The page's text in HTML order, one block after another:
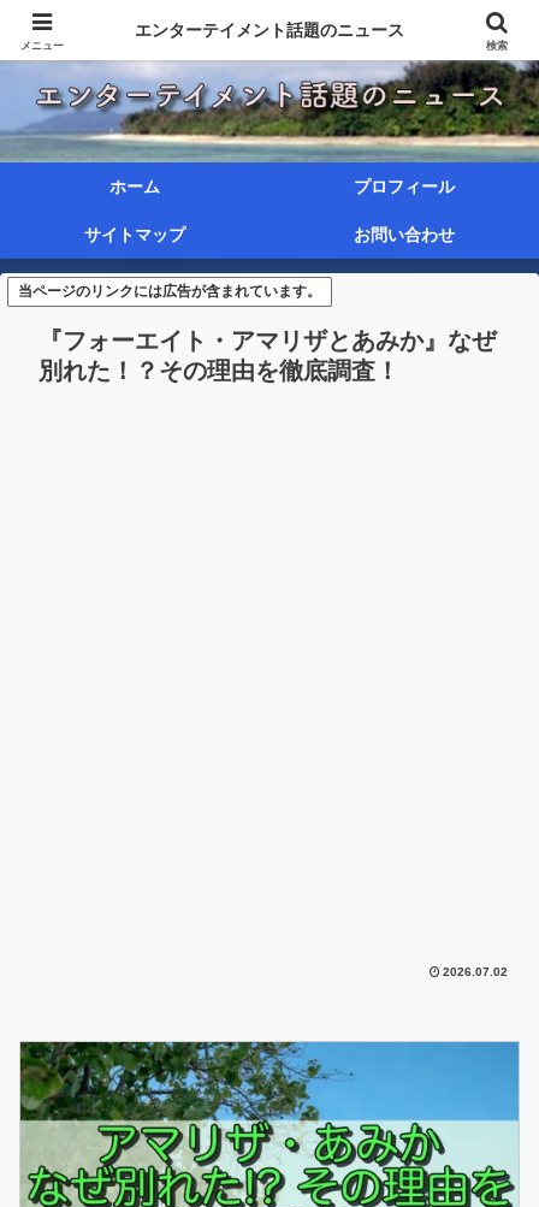
ホーム プロフィール
サイトマップ お問い合わせ
当ページのリンクには広告が含まれています。
『フォーエイト・アマリザとあみか』なぜ
別れた！？その理由を徹底調査！
2026.07.02
メニュー
エンターテイメント話題のニュース
検索